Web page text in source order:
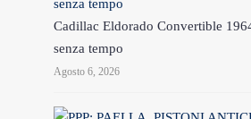
Cadillac Eldorado Convertible
senza tempo
Agosto 6, 2026